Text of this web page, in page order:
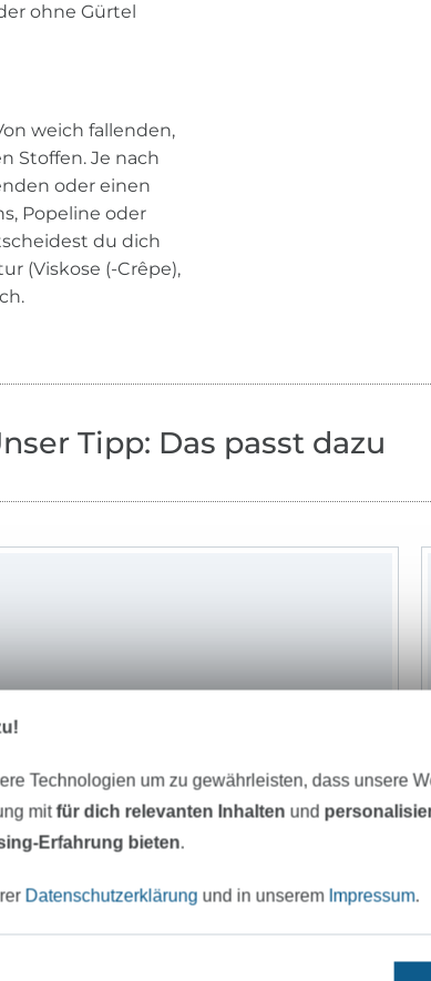
ohne Gürtel
weich fallenden,
Stoffen. Je nach
oder einen
Popeline oder
du dich
(Viskose (-Crêpe),
Tipp: Das passt dazu
Technologien um zu gewährleisten, dass unsere
mitfür dich relevanten Inhalten und
Erfahrung bieten.
Datenschutzerklärung und in unserem Impressum.